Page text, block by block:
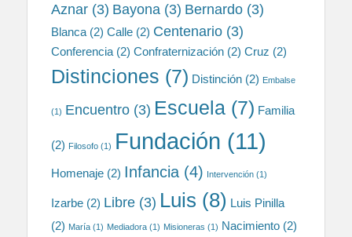
Aznar (3) Bayona (3) Bernardo (3)
Blanca (2) Calle (2) Centenario (3)
Conferencia (2) Confraternización (2) Cruz (2)
Distinciones (7) Distinción (2) Embalse
(1) Encuentro (3) Escuela (7) Familia
(2) Filosofo (1) Fundación (11)
Homenaje (2) Infancia (4) Intervención (1)
Izarbe (2) Libre (3) Luis (8) Luis Pinilla
(2) María (1) Mediadora (1) Misioneras (1) Nacimiento (2)